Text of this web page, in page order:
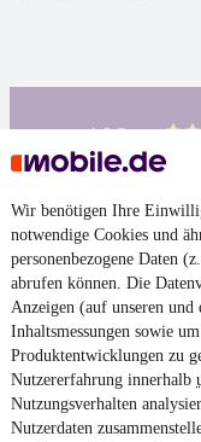
Wir benötigen Ihre
notwendige Cookies und
personenbezogene Daten
abrufen können. Die
Anzeigen (auf unseren
Inhaltsmessungen sowie
Produktentwicklungen zu
Nutzererfahrung innerhalb
Nutzungsverhalten
Nutzerdaten
4.6 Sterne
Nutze
Impressum
AGB
Vertrag widerrufen
Datenschutz
Erklärung zur